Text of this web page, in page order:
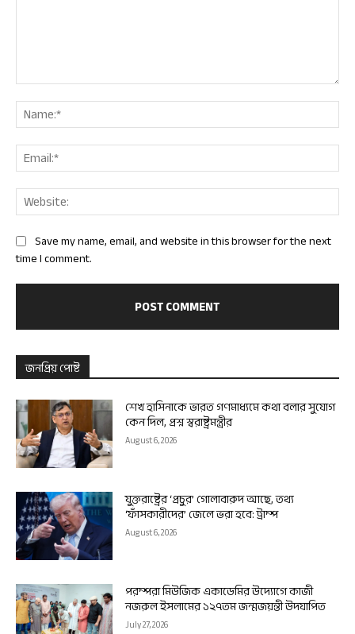
Save my name, email, and website in this browser for the next
time I comment.
জনপ্রিয় পোষ্ট
শেখ হাসিনাকে ভারত গণমাধ্যমে কথা বলার সুযোগ
কেন দিল, প্রশ্ন স্বরাষ্ট্রমন্ত্রীর
August 6, 2026
যুক্তরাষ্ট্রের ‘প্রচুর’ গোলাবারুদ আছে, তথ্য
‘ফাঁসকারীদের’ জেলে ভরা হবে: ট্রাম্প
August 6, 2026
পরম্পরা মিউজিক একাডেমির উদ্যোগে কাজী
নজরুল ইসলামের ১২৭তম জন্মজয়ন্তী উদযাপিত
July 27, 2026